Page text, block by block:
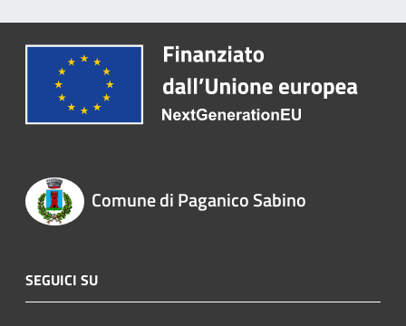
Comune di Paganico Sabino
SEGUICI SU